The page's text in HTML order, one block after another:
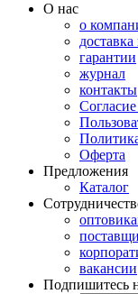
О нас
о
гарантии
журнал
контакты
Оферта
Предложения
Каталог
вакансии
Подпишитесь